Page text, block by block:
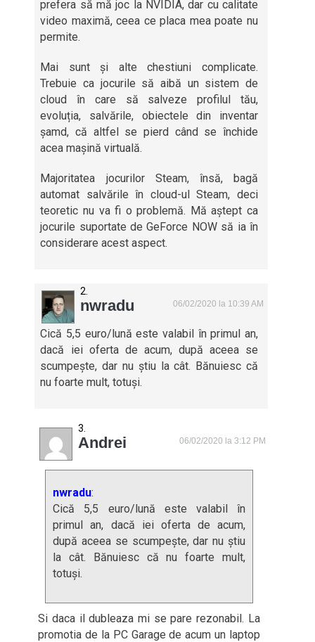
prefera să mă joc la NVIDIA, dar cu calitate
video maximă, ceea ce placa mea poate nu
permite.
Mai sunt și alte chestiuni complicate.
Trebuie ca jocurile să aibă un sistem de
cloud în care să salveze profilul tău,
evoluția, salvările, obiectele din inventar
șamd, că altfel se pierd când se închide
acea mașină virtuală.
Majoritatea jocurilor Steam, însă, bagă
automat salvările în cloud-ul Steam, deci
teoretic nu va fi o problemă. Mă aștept ca
jocurile suportate de GeForce NOW să ia în
considerare acest aspect.
nwradu 06/02/2020 la 10:39 AM
Cică 5,5 euro/lună este valabil în primul an,
dacă iei oferta de acum, după aceea se
scumpește, dar nu știu la cât. Bănuiesc că
nu foarte mult, totuși.
Andrei 06/02/2020 la 3:12 PM
nwradu:
Cică 5,5 euro/lună este valabil în
primul an, dacă iei oferta de acum,
după aceea se scumpește, dar nu știu
la cât. Bănuiesc că nu foarte mult,
totuși.
Si daca il dubleaza mi se pare rezonabil. La
promotia de la PC Garage de acum un laptop